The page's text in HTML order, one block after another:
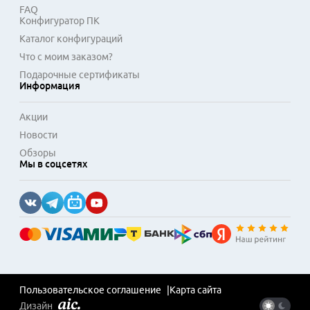
FAQ
Конфигуратор ПК
Каталог конфигураций
Что с моим заказом?
Подарочные сертификаты
Информация
Акции
Новости
Обзоры
Мы в соцсетях
Пользовательское соглашение
Карта сайта
Дизайн